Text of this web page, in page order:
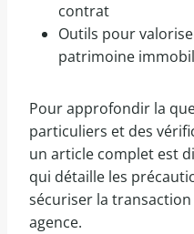
contrat
Outils pour
patrimoine
Pour approfondir la
particuliers et des
un article complet est
qui détaille les
sécuriser la
agence.